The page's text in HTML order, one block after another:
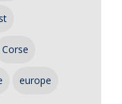
Corse
europe